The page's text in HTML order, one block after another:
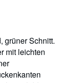
grüner Schnitt.
mit leichten